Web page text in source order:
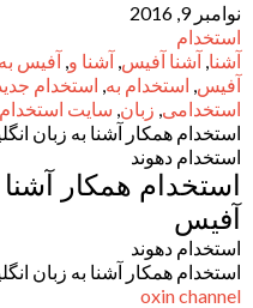
نوامبر 9, 2016
استخدام
آشنا, آشنا آفیس, آشنا و, آفیس به
آفیس, استخدام به, استخدام
استخدامی, زبان, سایت استخدام
استخدام همکار آشنا به زبان
استخدام دهوند
استخدام همکار
آفیس
استخدام دهوند
استخدام همکار آشنا به زبان
oxin channel